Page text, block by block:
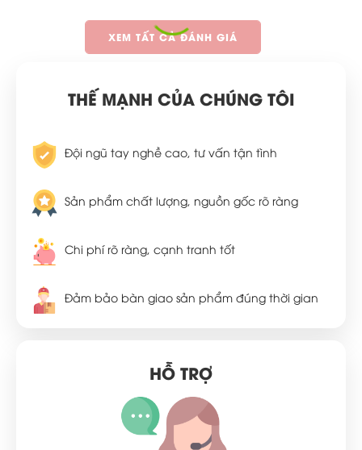
XEM TẤT CẢ ĐÁNH GIÁ
THẾ MẠNH CỦA CHÚNG TÔI
Đội ngũ tay nghề cao, tư vấn tận tình
Sản phẩm chất lượng, nguồn gốc rõ ràng
Chi phí rõ ràng, cạnh tranh tốt
Đảm bảo bàn giao sản phẩm đúng thời gian
HỖ TRỢ